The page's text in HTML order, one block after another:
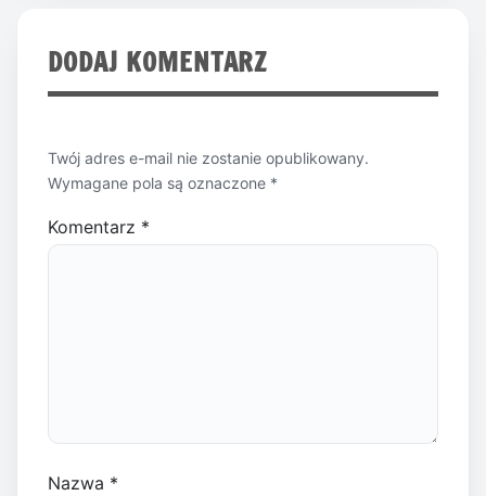
DODAJ KOMENTARZ
Twój adres e-mail nie zostanie opublikowany.
Wymagane pola są oznaczone *
Komentarz *
Nazwa *